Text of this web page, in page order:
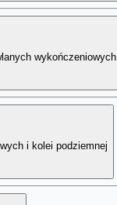
wykończeniowych
i kolei podziemnej